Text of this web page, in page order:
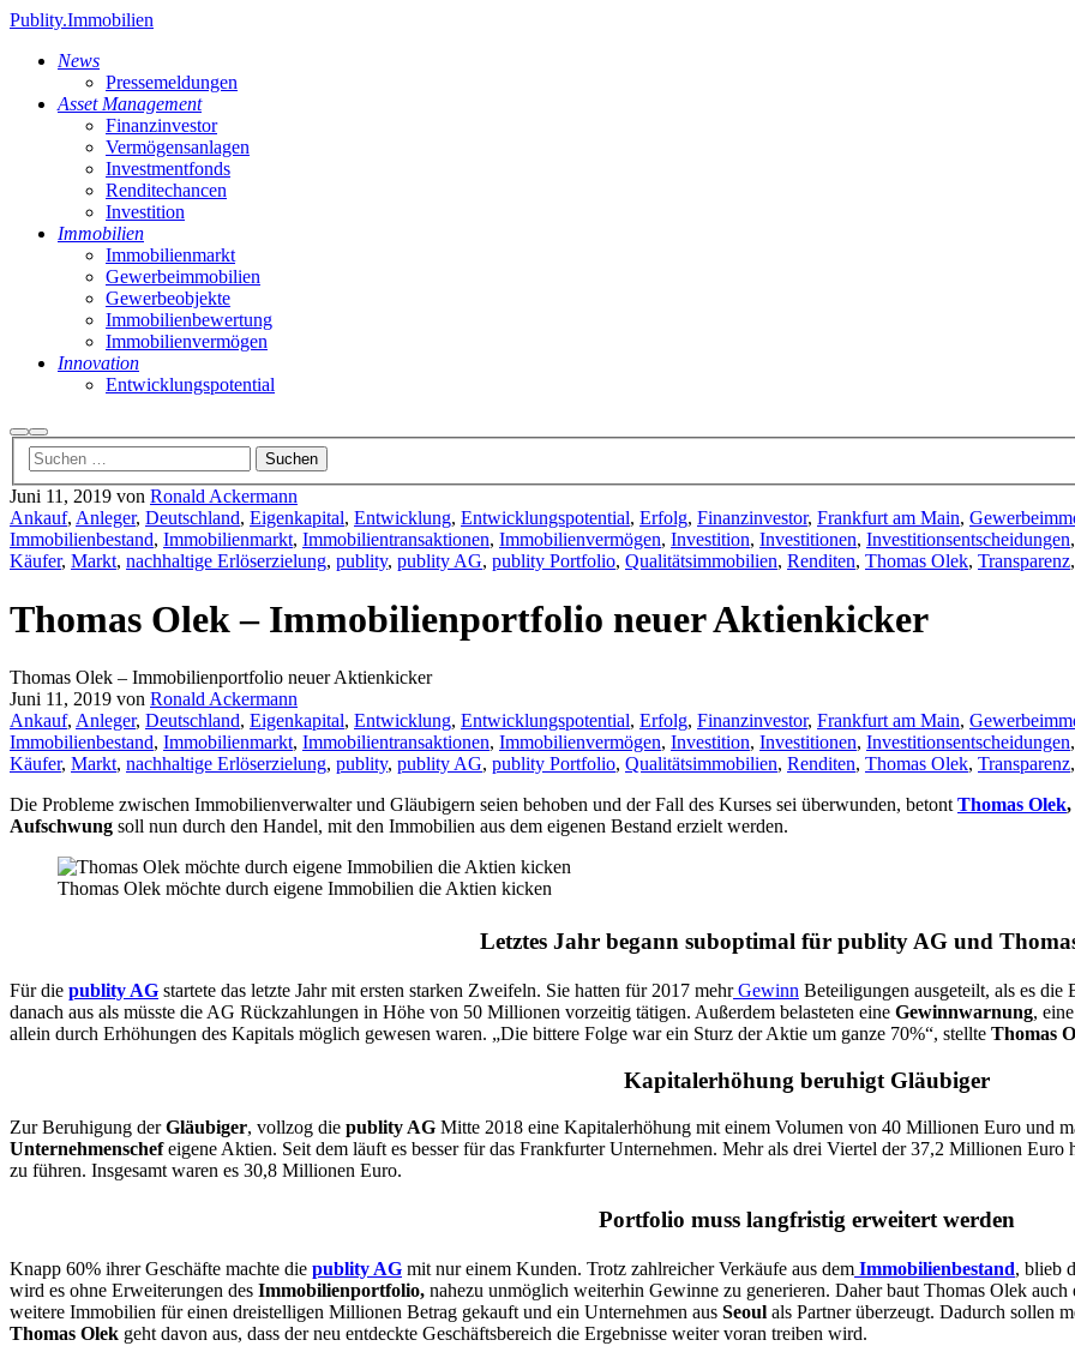
Publity.Immobilien
News
Pressemeldungen
Asset Management
Finanzinvestor
Vermögensanlagen
Investmentfonds
Renditechancen
Investition
Immobilien
Immobilienmarkt
Gewerbeimmobilien
Gewerbeobjekte
Immobilienbewertung
Immobilienvermögen
Innovation
Entwicklungspotential
Suchen
Hauptmenü
Juni 11, 2019 von Ronald Ackermann
Ankauf, Anleger, Deutschland, Eigenkapital, Entwicklung, Entwicklungspotential, Erfolg, Finanzinvestor, Frankfurt am Main,
Immobilienbestand, Immobilienmarkt, Immobilientransaktionen, Immobilienvermögen, Investition, Investitionen, Investitionsentscheidungen,
Käufer, Markt, nachhaltige Erlöserzielung, publity, publity AG, publity Portfolio, Qualitätsimmobilien, Renditen, Thomas Olek, Transparenz,
Thomas Olek – Immobilienportfolio neuer Aktienkicker
Thomas Olek – Immobilienportfolio neuer Aktienkicker
Juni 11, 2019 von Ronald Ackermann
Ankauf, Anleger, Deutschland, Eigenkapital, Entwicklung, Entwicklungspotential, Erfolg, Finanzinvestor, Frankfurt am Main,
Immobilienbestand, Immobilienmarkt, Immobilientransaktionen, Immobilienvermögen, Investition, Investitionen, Investitionsentscheidungen,
Käufer, Markt, nachhaltige Erlöserzielung, publity, publity AG, publity Portfolio, Qualitätsimmobilien, Renditen, Thomas Olek, Transparenz,
Die Probleme zwischen Immobilienverwalter und Gläubigern seien behoben und der Fall des Kurses sei überwunden, betontThomas Olek,
Aufschwung soll nun durch den Handel, mit den Immobilien aus dem eigenen Bestand erzielt werden.
Thomas Olek möchte durch eigene Immobilien die Aktien kicken
Letztes Jahr begann suboptimal für publity AG und
Für die publity AG startete das letzte Jahr mit ersten starken Zweifeln. Sie hatten für 2017 mehrGewinn Beteiligungen ausgeteilt, als es die
danach aus als müsste die AG Rückzahlungen in Höhe von 50 Millionen vorzeitig tätigen. Außerdem belasteten eine Gewinnwarnung,
allein durch Erhöhungen des Kapitals möglich gewesen waren. „Die bittere Folge war ein Sturz der Aktie um ganze 70%“, stellte Thomas
Kapitalerhöhung beruhigt Gläubiger
Zur Beruhigung derGläubiger, vollzog die publity AG Mitte 2018 eine Kapitalerhöhung mit einem Volumen von 40 Millionen Euro und
Unternehmenschefeigene Aktien. Seit dem läuft es besser für das Frankfurter Unternehmen. Mehr als drei Viertel der 37,2 Millionen Euro
zu führen. Insgesamt waren es 30,8 Millionen Euro.
Portfolio muss langfristig erweitert werden
Knapp 60% ihrer Geschäfte machte die publity AG mit nur einem Kunden. Trotz zahlreicher Verkäufe aus dem Immobilienbestand, blieb
wird es ohne Erweiterungen des Immobilienportfolio, nahezu unmöglich weiterhin Gewinne zu generieren. Daher baut Thomas Olek auch
weitere Immobilien für einen dreistelligen Millionen Betrag gekauft und ein Unternehmen aus Seoul als Partner überzeugt. Dadurch sollen
Thomas Olek geht davon aus, dass der neu entdeckte Geschäftsbereich die Ergebnisse weiter voran treiben wird.